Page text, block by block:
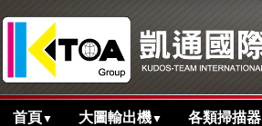
首頁▼ 大圖輸出機▼ 各類掃描器